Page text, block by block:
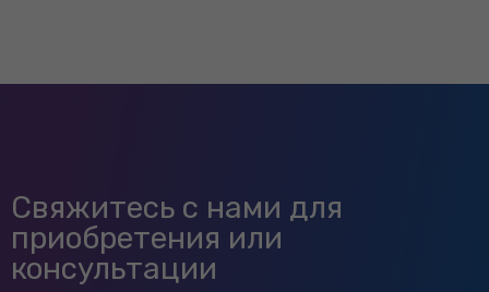
Свяжитесь с нами для
приобретения или
консультации